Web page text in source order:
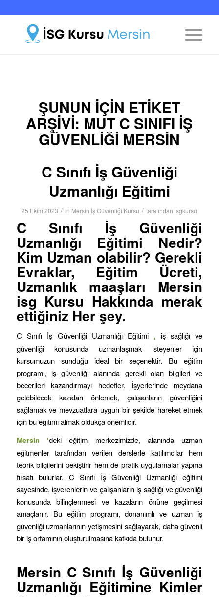
ŞUNUN IÇIN ETIKET
ARŞIVI: MUT C SINIFI İŞ
GÜVENLIĞI MERSIN
C Sınıfı İş Güvenliği
Uzmanlığı Eğitimi
25 Ekim 2023 / in Mersin İş Güvenliği Kursu / tarafındanisgkursu
C Sınıfı İş Güvenliği
Uzmanlığı Eğitimi Nedir?
Kim Uzman olabilir? Gerekli
Evraklar, Eğitim Ücreti,
Uzmanlık maaşları Mersin
isg Kursu Hakkında merak
ettiğiniz Her şey.
C Sınıfı İş Güvenliği Uzmanlığı Eğitimi , iş sağlığı ve
güvenliği konusunda uzmanlaşmak isteyenler için
kursumuzun sunduğu ideal bir seçenektir. Bu eğitim
programı, iş güvenliği alanında gerekli olan bilgileri ve
becerileri kazandırmayı hedefler. İşyerlerinde meydana
gelebilecek kazaları önlemek, çalışanların güvenliğini
sağlamak ve mevzuatlara uygun bir şekilde hareket etmek
için bu eğitimi almak oldukça önemlidir.
Mersin ‘deki eğitim merkezimizde, alanında uzman
eğitmenler tarafından verilen derslerle katılımcılar hem
teorik bilgilerini pekiştirir hem de pratik uygulamalar yapma
fırsatı bulurlar. C Sınıfı İş Güvenliği Uzmanlığı eğitimi
sayesinde, işverenlerin ve çalışanların iş sağlığı ve güvenliği
konusunda bilinçlenmesi ve kazaların önüne geçilmesi
amaçlanır. Bu eğitim programı, donanımlı ve uzman iş
güvenliği uzmanlarının yetişmesini sağlayarak, daha güvenli
bir iş ortamının oluşturulmasına katkıda bulunur.
Mersin C Sınıfı İş Güvenliği
Uzmanlığı Eğitimine Kimler